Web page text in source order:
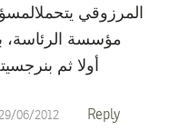
المرزوقي
مؤسسة الرئاسة،
أولا ثم
06/2012 Reply